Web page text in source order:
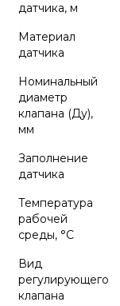
датчика, м
Материал
датчика
Номинальный
диаметр
клапана (Ду),
мм
Заполнение
датчика
Температура
рабочей
среды, °С
Вид
регулирующего
клапана